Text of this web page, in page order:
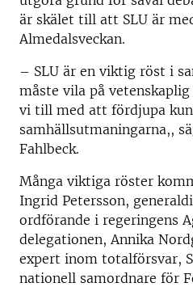
är skälet till att SLU är
Almedalsveckan.
– SLU är en viktig röst i
måste vila på
vi till med att fördjupa
samhällsutmaningarna,,
Fahlbeck.
Många viktiga röster
Ingrid Petersson,
ordförande i regeringens
delegationen, Annika
expert inom totalförsvar,
nationell samordnare för